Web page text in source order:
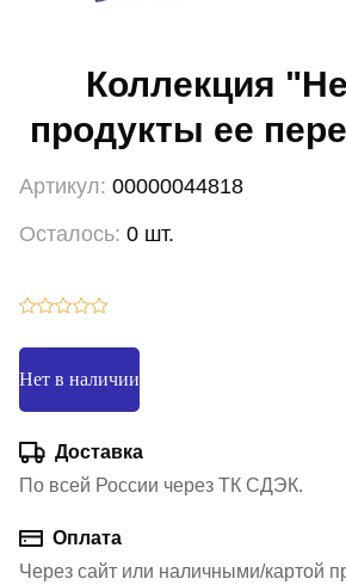
Коллекция
продукты ее
Артикул: 00000044818
Осталось: 0 шт.
Нет в наличии
Доставка
По всей России через ТК СДЭК.
Оплата
Через сайт или наличными/картой